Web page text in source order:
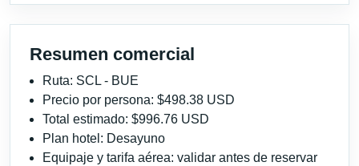
Resumen comercial
Ruta: SCL - BUE
Precio por persona: $498.38 USD
Total estimado: $996.76 USD
Plan hotel: Desayuno
Equipaje y tarifa aérea: validar antes de reservar